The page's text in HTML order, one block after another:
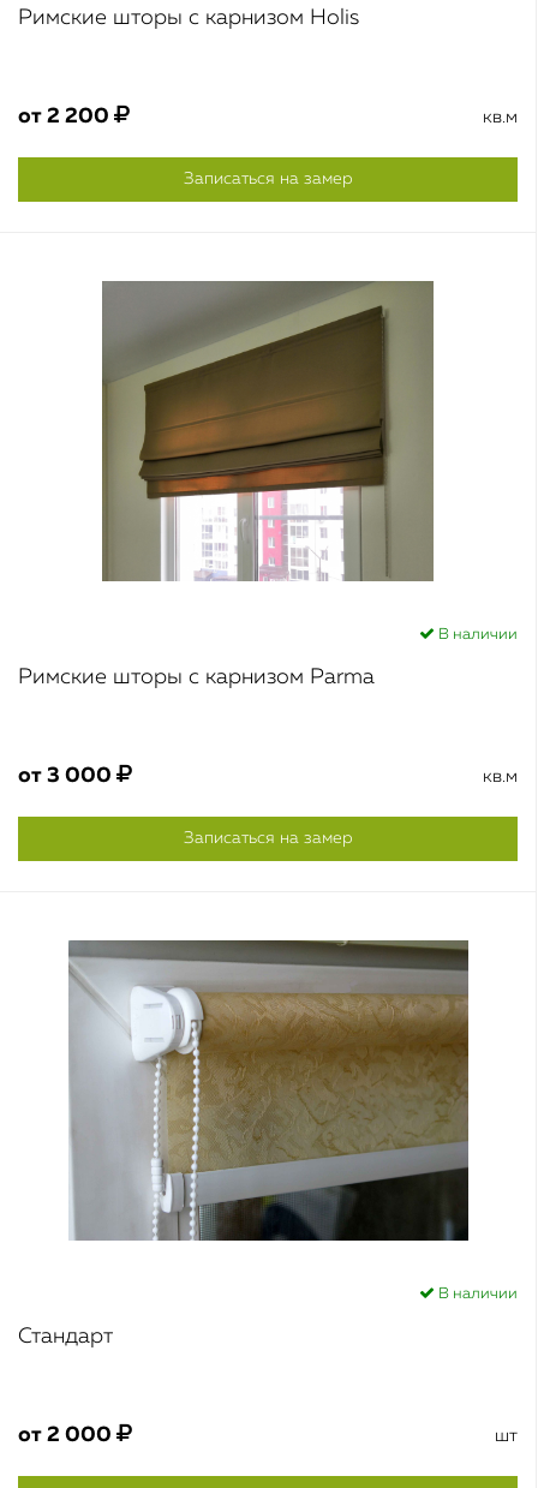
Римские шторы с карнизом Holis
от 2 200 кв.м
Записаться на замер
В наличии
Римские шторы с карнизом Parma
от 3 000 кв.м
Записаться на замер
В наличии
Стандарт
от 2 000 шт